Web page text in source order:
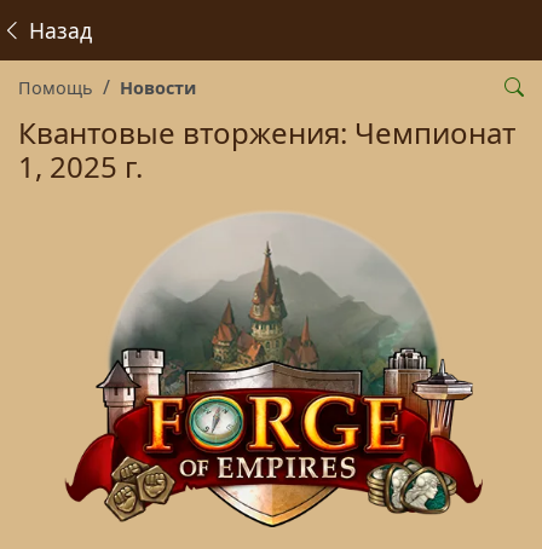
Назад
Помощь Новости
Квантовые вторжения: Чемпионат
1, 2025 г.